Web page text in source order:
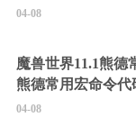
04-08
魔兽世界11.1熊德
熊德常用宏命令代
04-08